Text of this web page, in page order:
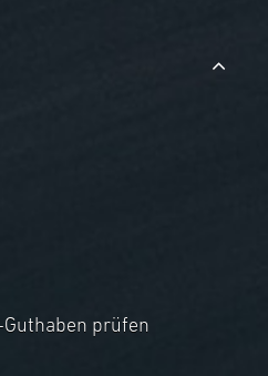
prüfen